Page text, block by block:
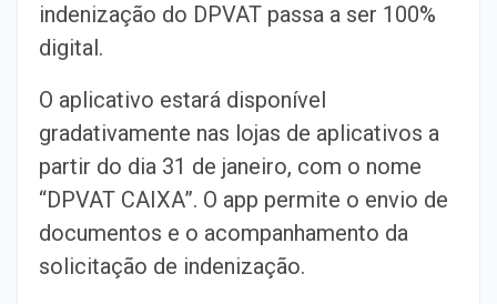
indenização do DPVAT passa a ser 100%
digital.
O aplicativo estará disponível
gradativamente nas lojas de aplicativos a
partir do dia 31 de janeiro, com o nome
“DPVAT CAIXA”. O app permite o envio de
documentos e o acompanhamento da
solicitação de indenização.